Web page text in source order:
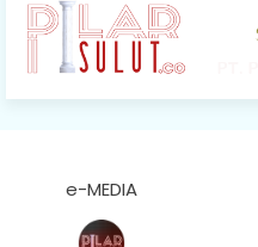
e-MEDIA